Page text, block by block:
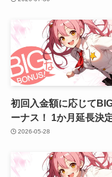
初回入金額に応じて
ーナス！ 1か月延長決
2026-05-28